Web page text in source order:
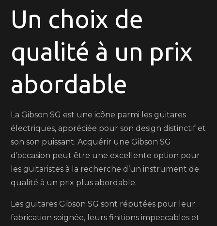
Un choix de
qualité à un prix
abordable
La Gibson SG est une icône parmi les guitares
électriques, appréciée pour son design distinctif et
son son puissant. Acquérir une Gibson SG
d’occasion peut être une excellente option pour
les guitaristes à la recherche d’un instrument de
qualité à un prix plus abordable.
Les guitares Gibson SG sont réputées pour leur
fabrication soignée, leurs finitions impeccables et